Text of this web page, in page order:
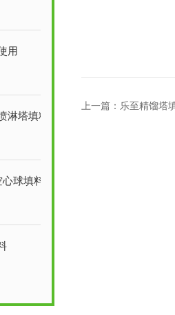
用
淋塔填料
球填料
上一篇： 乐至精馏塔